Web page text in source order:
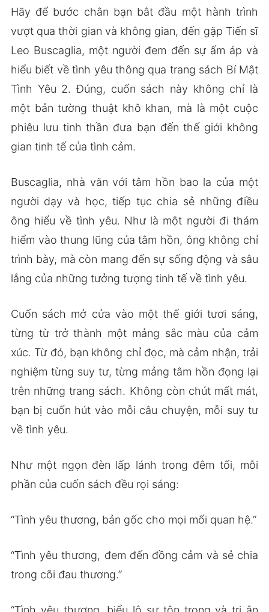
Hãy để bước chân bạn bắt đầu một hành trình
vượt qua thời gian và không gian, đến gặp Tiến sĩ
Leo Buscaglia, một người đem đến sự ấm áp và
hiểu biết về tình yêu thông qua trang sách Bí Mật
Tình Yêu 2. Đúng, cuốn sách này không chỉ là
một bản tường thuật khô khan, mà là một cuộc
phiêu lưu tinh thần đưa bạn đến thế giới không
gian tinh tế của tình cảm.
Buscaglia, nhà văn với tâm hồn bao la của một
người dạy và học, tiếp tục chia sẻ những điều
ông hiểu về tình yêu. Như là một người đi thám
hiểm vào thung lũng của tâm hồn, ông không chỉ
trình bày, mà còn mang đến sự sống động và sâu
lắng của những tưởng tượng tinh tế về tình yêu.
Cuốn sách mở cửa vào một thế giới tươi sáng,
từng từ trở thành một mảng sắc màu của cảm
xúc. Từ đó, bạn không chỉ đọc, mà cảm nhận, trải
nghiệm từng suy tư, từng mảng tâm hồn đọng lại
trên những trang sách. Không còn chút mất mát,
bạn bị cuốn hút vào mỗi câu chuyện, mỗi suy tư
về tình yêu.
Như một ngọn đèn lấp lánh trong đêm tối, mỗi
phần của cuốn sách đều rọi sáng:
“Tình yêu thương, bản gốc cho mọi mối quan hệ.”
“Tình yêu thương, đem đến đồng cảm và sẻ chia
trong cõi đau thương.”